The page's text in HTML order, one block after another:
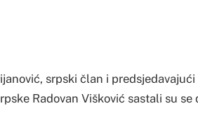
srpski član i
Radovan Višković sastali su se